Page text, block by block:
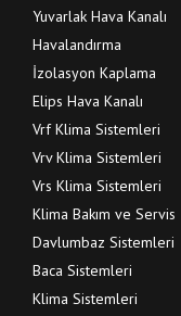
Yuvarlak Hava Kanalı
Havalandırma
İzolasyon Kaplama
Elips Hava Kanalı
Vrf Klima Sistemleri
Vrv Klima Sistemleri
Vrs Klima Sistemleri
Klima Bakım ve Servis
Davlumbaz Sistemleri
Baca Sistemleri
Klima Sistemleri